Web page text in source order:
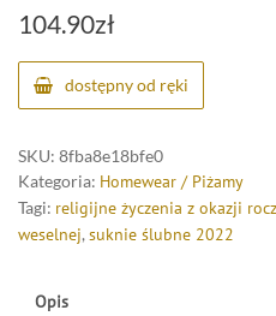
104.90zł
dostępny od ręki
SKU: 8fba8e18bfe0
Kategoria: Homewear / Piżamy
Tagi: religijne życzenia z okazji
weselnej, suknie ślubne 2022
Opis